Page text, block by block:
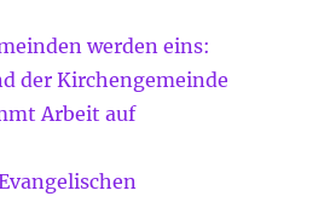
werden eins:
der Kirchengemeinde
Arbeit auf